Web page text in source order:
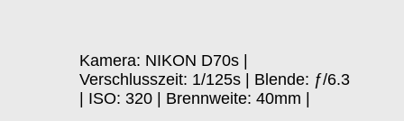
Kamera: NIKON D70s |
Verschlusszeit: 1/125s | Blende: ƒ/6.3
| ISO: 320 | Brennweite: 40mm |